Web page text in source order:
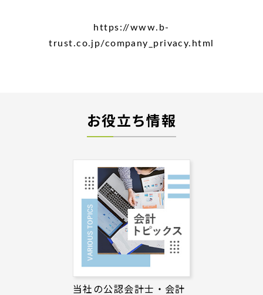
https://www.b-
trust.co.jp/company_privacy.html
お役立ち情報
当社の公認会計士・会計